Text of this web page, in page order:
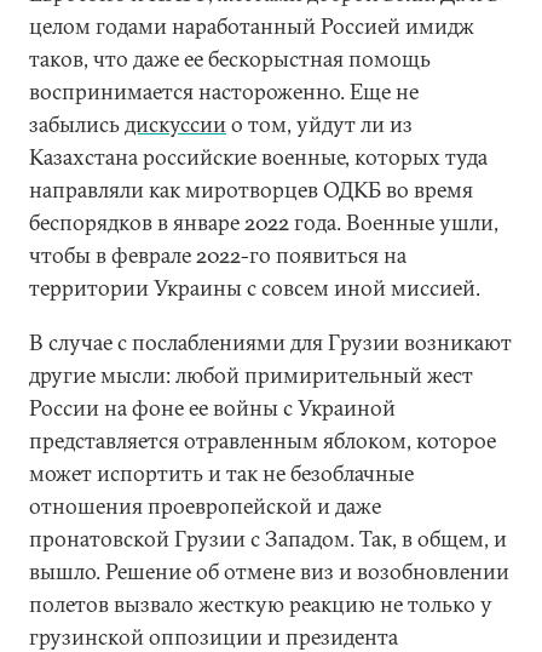
целом годами наработанный Россией имидж
таков, что даже ее бескорыстная помощь
воспринимается настороженно. Еще не
забылисьдискуссиио том, уйдут ли из
Казахстана российские военные, которых туда
направляли как миротворцев ОДКБ во время
беспорядков в январе 2022 года. Военные ушли,
чтобы в феврале 2022-го появиться на
территории Украины с совсем иной миссией.
В случае с послаблениями для Грузии возникают
другие мысли: любой примирительный жест
России на фоне ее войны с Украиной
представляется отравленным яблоком, которое
может испортить и так не безоблачные
отношения проевропейской и даже
пронатовской Грузии с Западом. Так, в общем, и
вышло. Решение об отмене виз и возобновлении
полетов вызвало жесткую реакцию не только у
грузинской оппозиции и президента